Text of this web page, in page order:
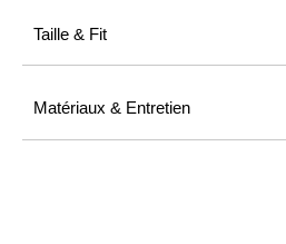
Taille & Fit
Matériaux & Entretien